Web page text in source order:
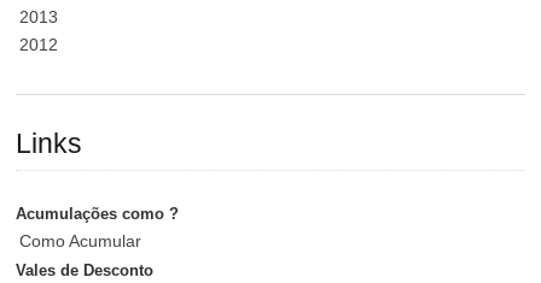
2013
2012
Links
Acumulações como ?
Como Acumular
Vales de Desconto